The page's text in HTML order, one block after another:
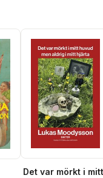
Det var mörkt i mitt